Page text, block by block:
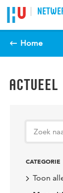
Spring naar
Home
ACTUEEL
CATEGORIE
Toon